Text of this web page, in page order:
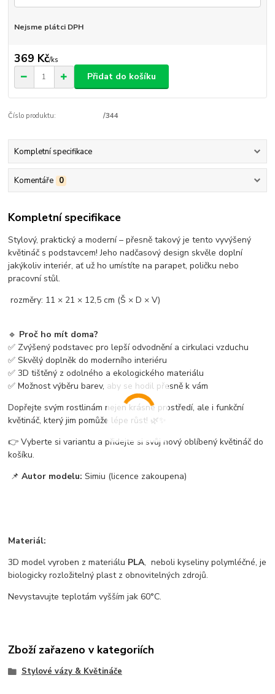
Nejsme plátci DPH
369 Kč/ks
Přidat do košíku
Číslo produktu: /344
Kompletní specifikace
Komentáře 0
Kompletní specifikace
Stylový, praktický a moderní – přesně takový je tento vyvýšený
květináč s podstavcem! Jeho nadčasový design skvěle doplní
jakýkoliv interiér, ať už ho umístíte na parapet, poličku nebo
pracovní stůl.
rozměry: 11 × 21 × 12,5 cm (Š × D × V)
🔹 Proč ho mít doma?
✅ Zvýšený podstavec pro lepší odvodnění a cirkulaci vzduchu
✅ Skvělý doplněk do moderního interiéru
✅ 3D tištěný z odolného a ekologického materiálu
✅ Možnost výběru barev, aby se hodil přesně k vám
Dopřejte svým rostlinám nejen krásné prostředí, ale i funkční
květináč, který jim pomůže lépe růst! 🌿✨
👉 Vyberte si variantu a přidejte si svůj nový oblíbený květináč do
košíku.
📌Autor modelu: Simiu (licence zakoupena)
Materiál:
3D model vyroben z materiálu PLA, neboli kyseliny polymléčné, je
biologicky rozložitelný plast z obnovitelných zdrojů.
Nevystavujte teplotám vyšším jak 60°C.
Zboží zařazeno v kategoriích
Stylové vázy & Květináče